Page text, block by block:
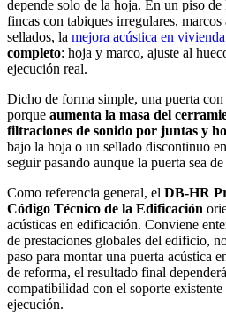
depende solo de la hoja. En un piso
fincas con tabiques irregulares,
sellados, la mejora acústica en vivienda
completo: hoja y marco, ajuste al
ejecución real.
Dicho de forma simple, una puerta
porque aumenta la masa del
filtraciones de sonido por juntas y
bajo la hoja o un sellado discontinuo
seguir pasando aunque la puerta sea
Como referencia general, el DB-HR
Código Técnico de la Edificación
acústicas en edificación. Conviene
de prestaciones globales del edificio,
paso para montar una puerta acústica
de reforma, el resultado final
compatibilidad con el soporte
ejecución.